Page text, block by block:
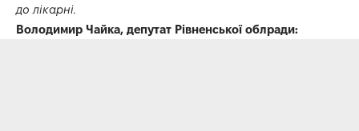
до лікарні.
Володимир Чайка, депутат Рівненської облради: